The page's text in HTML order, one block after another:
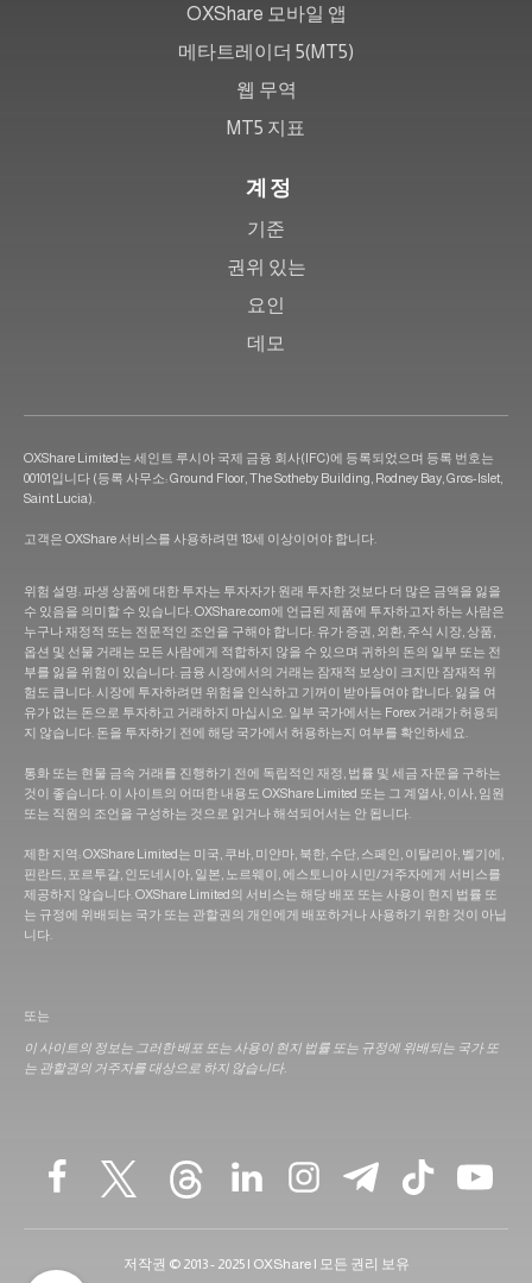
OXShare 모바일 앱
메타트레이더 5(MT5)
웹 무역
MT5 지표
계정
기준
권위 있는
요인
데모
OXShare Limited는 세인트 루시아 국제 금융 회사(IFC)에 등록되었으며 등록 번호는
00101입니다 (등록 사무소: Ground Floor, The Sotheby Building, Rodney Bay, Gros-Islet,
Saint Lucia).
고객은 OXShare 서비스를 사용하려면 18세 이상이어야 합니다.
위험 설명: 파생 상품에 대한 투자는 투자자가 원래 투자한 것보다 더 많은 금액을 잃을
수 있음을 의미할 수 있습니다. OXShare.com에 언급된 제품에 투자하고자 하는 사람은
누구나 재정적 또는 전문적인 조언을 구해야 합니다. 유가 증권, 외환, 주식 시장, 상품,
옵션 및 선물 거래는 모든 사람에게 적합하지 않을 수 있으며 귀하의 돈의 일부 또는 전
부를 잃을 위험이 있습니다. 금융 시장에서의 거래는 잠재적 보상이 크지만 잠재적 위
험도 큽니다. 시장에 투자하려면 위험을 인식하고 기꺼이 받아들여야 합니다. 잃을 여
유가 없는 돈으로 투자하고 거래하지 마십시오. 일부 국가에서는 Forex 거래가 허용되
지 않습니다. 돈을 투자하기 전에 해당 국가에서 허용하는지 여부를 확인하세요.
통화 또는 현물 금속 거래를 진행하기 전에 독립적인 재정, 법률 및 세금 자문을 구하는
것이 좋습니다. 이 사이트의 어떠한 내용도 OXShare Limited 또는 그 계열사, 이사, 임원
또는 직원의 조언을 구성하는 것으로 읽거나 해석되어서는 안 됩니다.
제한 지역: OXShare Limited는 미국, 쿠바, 미얀마, 북한, 수단, 스페인, 이탈리아, 벨기에,
핀란드, 포르투갈, 인도네시아, 일본, 노르웨이, 에스토니아 시민/거주자에게 서비스를
제공하지 않습니다. OXShare Limited의 서비스는 해당 배포 또는 사용이 현지 법률 또
는 규정에 위배되는 국가 또는 관할권의 개인에게 배포하거나 사용하기 위한 것이 아닙
니다.
또는
이 사이트의 정보는 그러한 배포 또는 사용이 현지 법률 또는 규정에 위배되는 국가 또
는 관할권의 거주자를 대상으로 하지 않습니다.
저작권 © 2013 - 2025 | OXShare | 모든 권리 보유